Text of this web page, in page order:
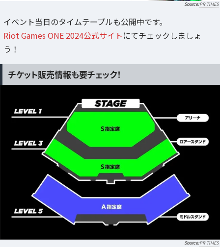
PR TIMES
イベント当日のタイムテーブルも公開中です。
Riot Games ONE 2024公式サイトにてチェックしましょ
う！
チケット販売情報も要チェック！
PR TIMES